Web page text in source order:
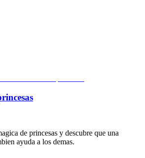
de princesas y descubre que una
ayuda a los demas.